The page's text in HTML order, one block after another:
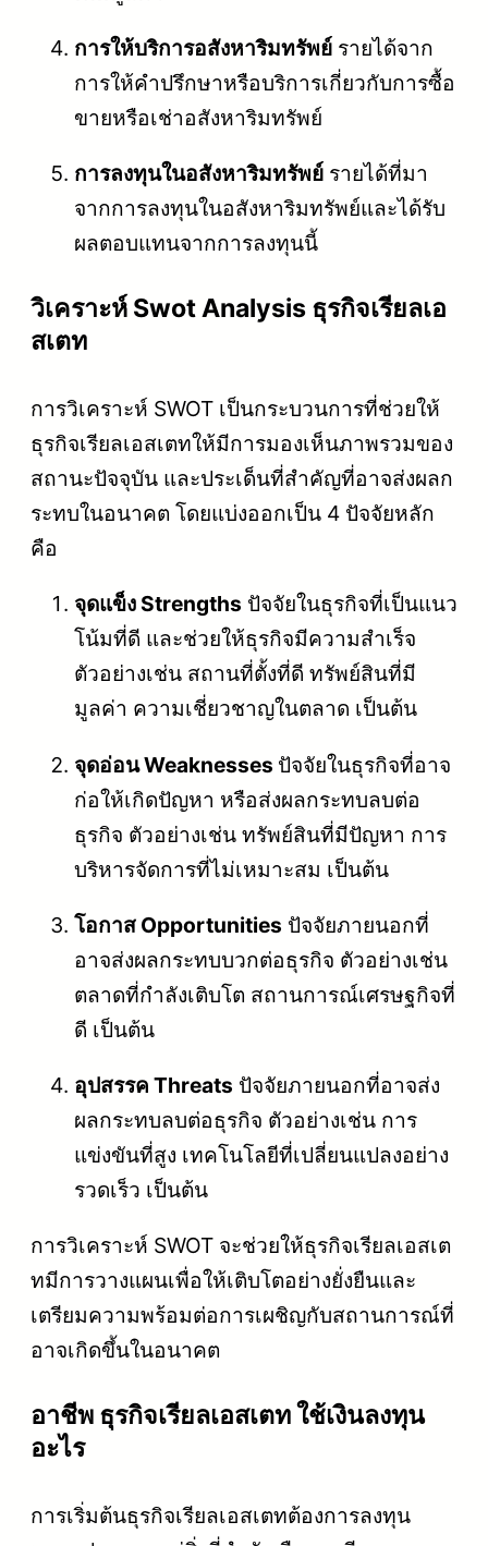
การให้บริการอสังหาริมทรัพย์ รายได้จาก
การให้คำปรึกษาหรือบริการเกี่ยวกับการซื้อ
ขายหรือเช่าอสังหาริมทรัพย์
การลงทุนในอสังหาริมทรัพย์ รายได้ที่มา
จากการลงทุนในอสังหาริมทรัพย์และได้รับ
ผลตอบแทนจากการลงทุนนี้
วิเคราะห์ Swot Analysis ธุรกิจเรียลเอ
สเตท
การวิเคราะห์ SWOT เป็นกระบวนการที่ช่วยให้
ธุรกิจเรียลเอสเตทให้มีการมองเห็นภาพรวมของ
สถานะปัจจุบัน และประเด็นที่สำคัญที่อาจส่งผลก
ระทบในอนาคต โดยแบ่งออกเป็น 4 ปัจจัยหลัก
คือ
จุดแข็ง Strengths ปัจจัยในธุรกิจที่เป็นแนว
โน้มที่ดี และช่วยให้ธุรกิจมีความสำเร็จ
ตัวอย่างเช่น สถานที่ตั้งที่ดี ทรัพย์สินที่มี
มูลค่า ความเชี่ยวชาญในตลาด เป็นต้น
จุดอ่อน Weaknesses ปัจจัยในธุรกิจที่อาจ
ก่อให้เกิดปัญหา หรือส่งผลกระทบลบต่อ
ธุรกิจ ตัวอย่างเช่น ทรัพย์สินที่มีปัญหา การ
บริหารจัดการที่ไม่เหมาะสม เป็นต้น
โอกาส Opportunities ปัจจัยภายนอกที่
อาจส่งผลกระทบบวกต่อธุรกิจ ตัวอย่างเช่น
ตลาดที่กำลังเติบโต สถานการณ์เศรษฐกิจที่
ดี เป็นต้น
อุปสรรค Threats ปัจจัยภายนอกที่อาจส่ง
ผลกระทบลบต่อธุรกิจ ตัวอย่างเช่น การ
แข่งขันที่สูง เทคโนโลยีที่เปลี่ยนแปลงอย่าง
รวดเร็ว เป็นต้น
การวิเคราะห์ SWOT จะช่วยให้ธุรกิจเรียลเอสเต
ทมีการวางแผนเพื่อให้เติบโตอย่างยั่งยืนและ
เตรียมความพร้อมต่อการเผชิญกับสถานการณ์ที่
อาจเกิดขึ้นในอนาคต
อาชีพ ธุรกิจเรียลเอสเตท ใช้เงินลงทุน
อะไร
การเริ่มต้นธุรกิจเรียลเอสเตทต้องการลงทุน